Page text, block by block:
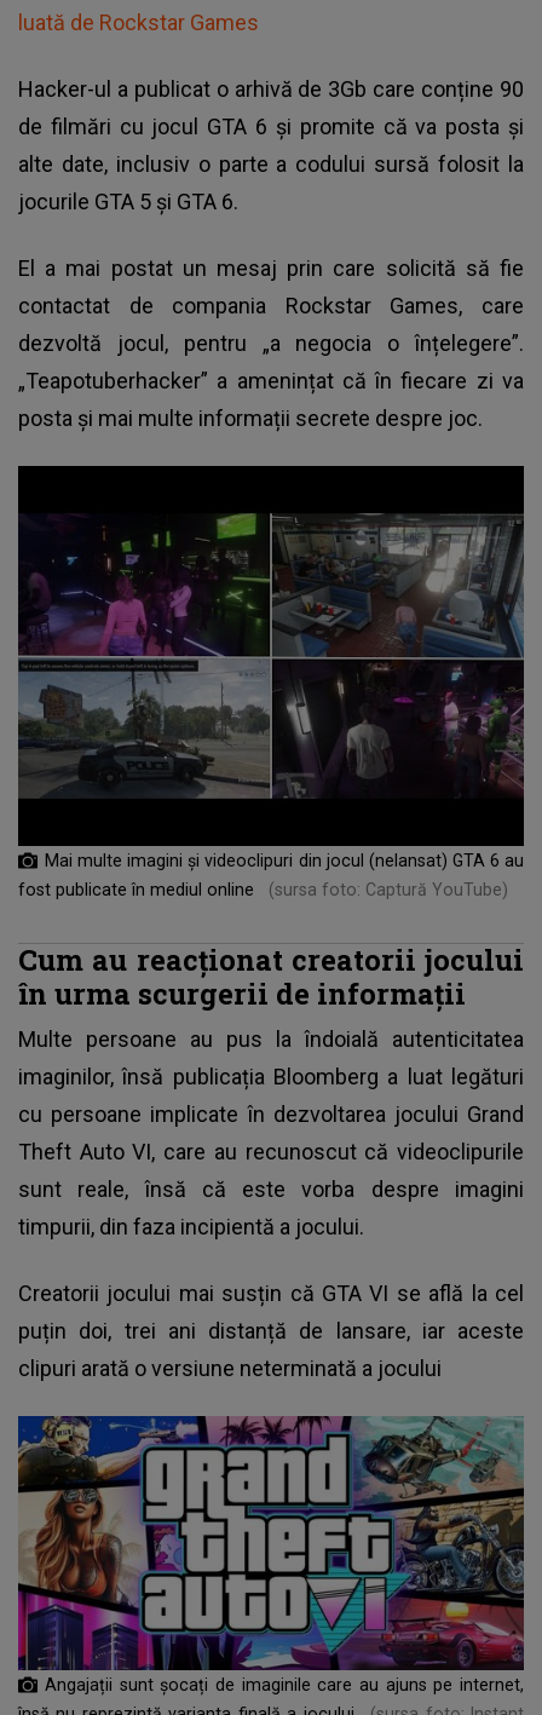
luată de Rockstar Games
Hacker-ul a publicat o arhivă de 3Gb care conține 90
de filmări cu jocul GTA 6 și promite că va posta și
alte date, inclusiv o parte a codului sursă folosit la
jocurile GTA 5 și GTA 6.
El a mai postat un mesaj prin care solicită să fie
contactat de compania Rockstar Games, care
dezvoltă jocul, pentru „a negocia o înțelegere”.
„Teapotuberhacker” a amenințat că în fiecare zi va
posta și mai multe informații secrete despre joc.
Mai multe imagini și videoclipuri din jocul (nelansat) GTA 6 au
fost publicate în mediul online
(sursa foto: Captură YouTube)
Cum au reacționat creatorii jocului
în urma scurgerii de informații
Multe persoane au pus la îndoială autenticitatea
imaginilor, însă publicația Bloomberg a luat legături
cu persoane implicate în dezvoltarea jocului Grand
Theft Auto VI, care au recunoscut că videoclipurile
sunt reale, însă că este vorba despre imagini
timpurii, din faza incipientă a jocului.
Creatorii jocului mai susțin că GTA VI se află la cel
puțin doi, trei ani distanță de lansare, iar aceste
clipuri arată o versiune neterminată a jocului
Angajații sunt șocați de imaginile care au ajuns pe internet,